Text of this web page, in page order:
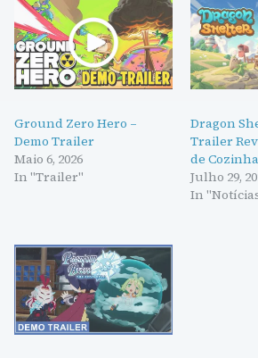
Ground Zero Hero –
Demo Trailer
Maio 6, 2026
In "Trailer"
Dragon
Trailer
de
Julho 29,
In